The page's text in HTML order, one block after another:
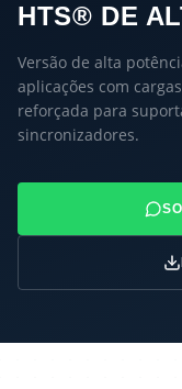
HTS® DE
Versão de alta
aplicações com
reforçada para
sincronizadores.